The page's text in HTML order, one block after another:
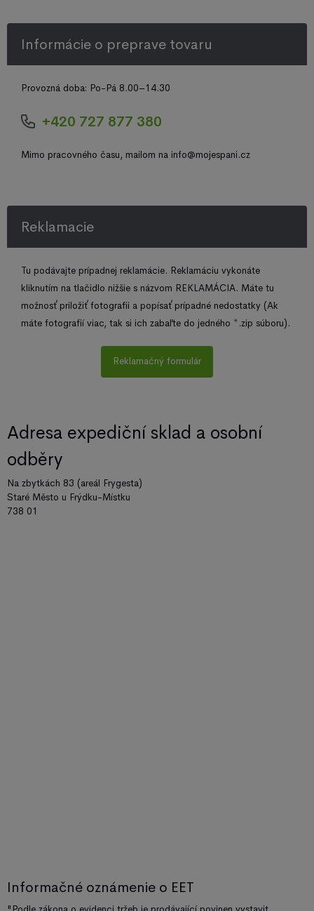
Informácie o preprave tovaru
Provozná doba: Po-Pá 8.00–14.30
+420 727 877 380
Mimo pracovného času, mailom na info@mojespani.cz
Reklamacie
Tu podávajte prípadnej reklamácie. Reklamáciu vykonáte
kliknutím na tlačidlo nižšie s názvom REKLAMÁCIA. Máte tu
možnosť priložiť fotografii a popísať prípadné nedostatky (Ak
máte fotografií viac, tak si ich zabaľte do jedného *.zip súboru).
Reklamačný formulár
Adresa expediční sklad a osobní
odběry
Na zbytkách 83 (areál Frygesta)
Staré Město u Frýdku-Místku
738 01
Informačné oznámenie o EET